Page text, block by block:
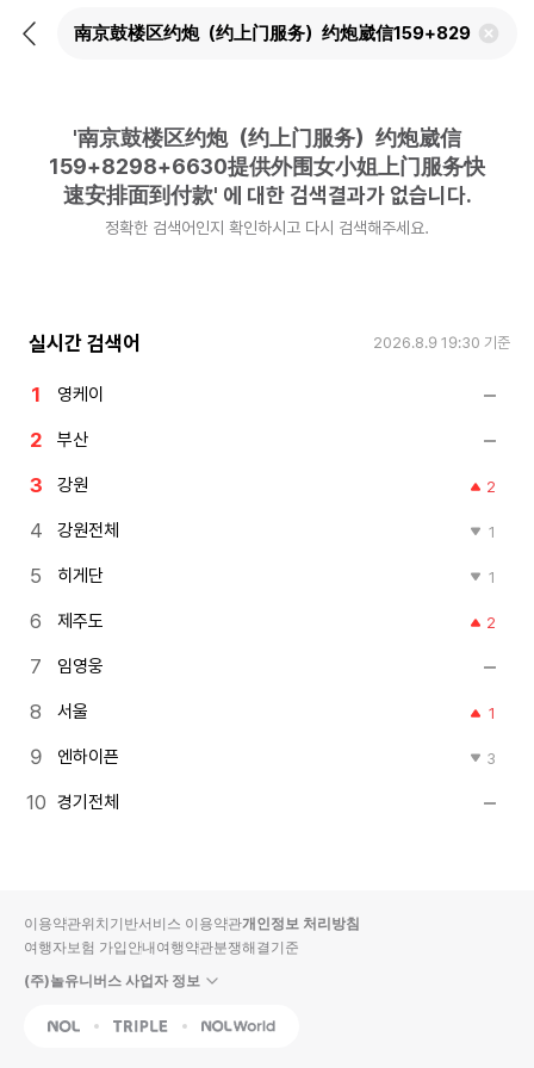
뒤
검
'南京鼓楼区约炮（约上门服务）约炮崴信
159+8298+6630提供外围女小姐上门服务快
速安排面到付款' 에 대한 검색결과가 없습니다.
정확한 검색어인지 확인하시고 다시 검색해주세요.
실시간 검색어 2026.8.9 19:30 기준
영케이
부산
강원 2
강원전체 1
히게단 1
제주도 2
임영웅
서울 1
엔하이픈 3
경기전체
이용약관위치기반서비스 이용약관개인정보 처리방침
여행자보험 가입안내여행약관분쟁해결기준
(주)놀유니버스 사업자 정보
NOL Triple Interpark Global